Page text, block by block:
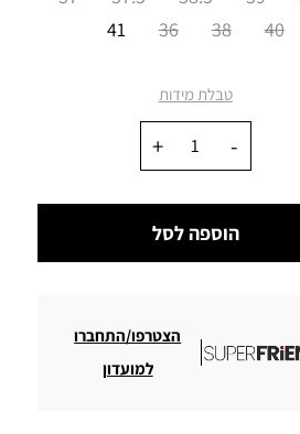
41
36 38 40
טבלת מידות
הוספה לסל
הצטרפו/התחברו
למועדון